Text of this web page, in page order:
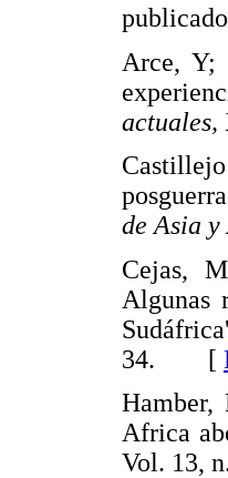
Arce, Y;
actuales,
de Asia
Cejas,
Algunas
34. [
Africa
Vol. 13,